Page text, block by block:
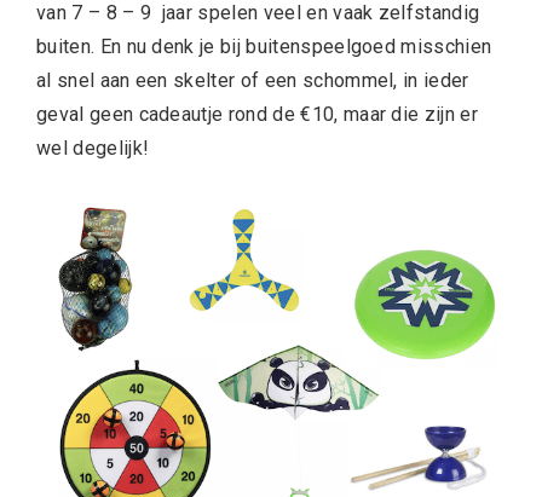
van 7 – 8 – 9 jaar spelen veel en vaak zelfstandig
buiten. En nu denk je bij buitenspeelgoed misschien
al snel aan een skelter of een schommel, in ieder
geval geen cadeautje rond de €10, maar die zijn er
wel degelijk!